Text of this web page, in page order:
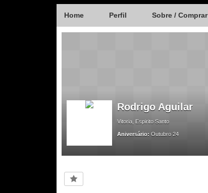
Home Perfil Sobre / Comprar
Rodrigo Aguilar
Vitoria, Espirito Santo
Aniversário: Outubro 24